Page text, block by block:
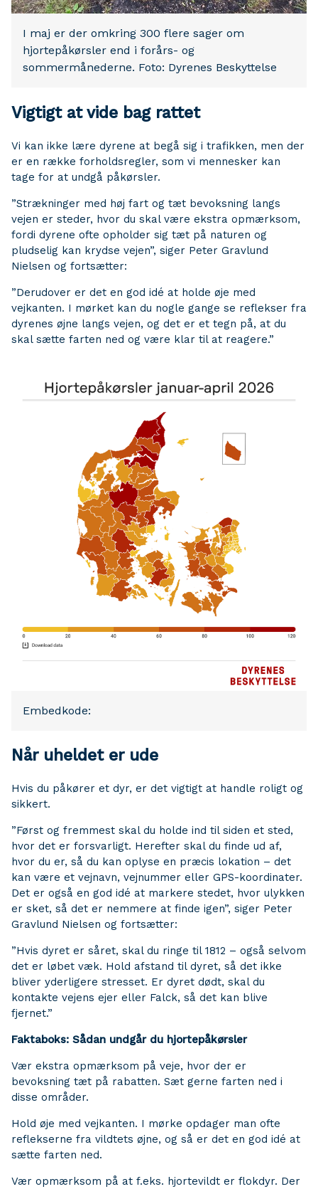
I maj er der omkring 300 flere sager om
hjortepåkørsler end i forårs- og
sommermånederne. Foto: Dyrenes Beskyttelse
Vigtigt at vide bag rattet
Vi kan ikke lære dyrene at begå sig i trafikken, men der
er en række forholdsregler, som vi mennesker kan
tage for at undgå påkørsler.
”Strækninger med høj fart og tæt bevoksning langs
vejen er steder, hvor du skal være ekstra opmærksom,
fordi dyrene ofte opholder sig tæt på naturen og
pludselig kan krydse vejen”, siger Peter Gravlund
Nielsen og fortsætter:
”Derudover er det en god idé at holde øje med
vejkanten. I mørket kan du nogle gange se reflekser fra
dyrenes øjne langs vejen, og det er et tegn på, at du
skal sætte farten ned og være klar til at reagere.”
Embedkode:
Når uheldet er ude
Hvis du påkører et dyr, er det vigtigt at handle roligt og
sikkert.
”Først og fremmest skal du holde ind til siden et sted,
hvor det er forsvarligt. Herefter skal du finde ud af,
hvor du er, så du kan oplyse en præcis lokation – det
kan være et vejnavn, vejnummer eller GPS-koordinater.
Det er også en god idé at markere stedet, hvor ulykken
er sket, så det er nemmere at finde igen”, siger Peter
Gravlund Nielsen og fortsætter:
”Hvis dyret er såret, skal du ringe til 1812 – også selvom
det er løbet væk. Hold afstand til dyret, så det ikke
bliver yderligere stresset. Er dyret dødt, skal du
kontakte vejens ejer eller Falck, så det kan blive
fjernet.”
Faktaboks: Sådan undgår du hjortepåkørsler
Vær ekstra opmærksom på veje, hvor der er
bevoksning tæt på rabatten. Sæt gerne farten ned i
disse områder.
Hold øje med vejkanten. I mørke opdager man ofte
reflekserne fra vildtets øjne, og så er det en god idé at
sætte farten ned.
Vær opmærksom på at f.eks. hjortevildt er flokdyr. Der